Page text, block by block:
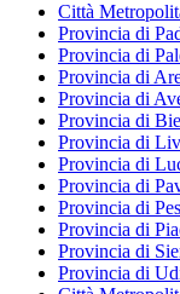
Città
Provincia di
Provincia di
Provincia di
Provincia di
Provincia di
Provincia di
Provincia di
Provincia di
Provincia di
Provincia di
Provincia di
Provincia di